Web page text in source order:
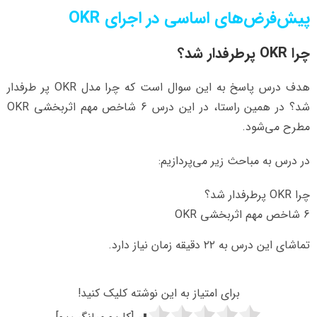
‌پیش‌فرض‌های اساسی در اجرای OKR
چرا OKR پرطرفدار شد؟
هدف درس پاسخ به این سوال است که چرا مدل OKR پر طرفدار
شد؟ در همین راستا، در این درس 6 شاخص مهم اثربخشی OKR
مطرح می‌شود.
در درس به مباحث زیر می‌پردازیم:
چرا OKR پرطرفدار شد؟
6 شاخص مهم اثربخشی OKR
تماشای این درس به ۲۲ دقیقه زمان نیاز دارد.
برای امتیاز به این نوشته کلیک کنید!